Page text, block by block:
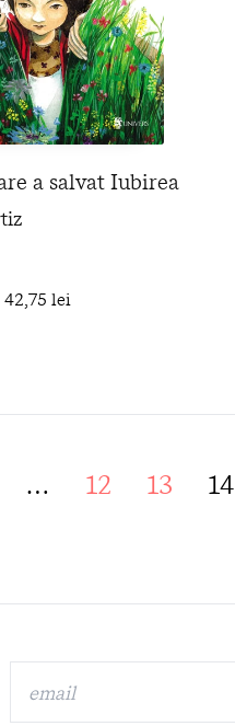
a salvat Iubirea
42,75 lei
… 12 13 14